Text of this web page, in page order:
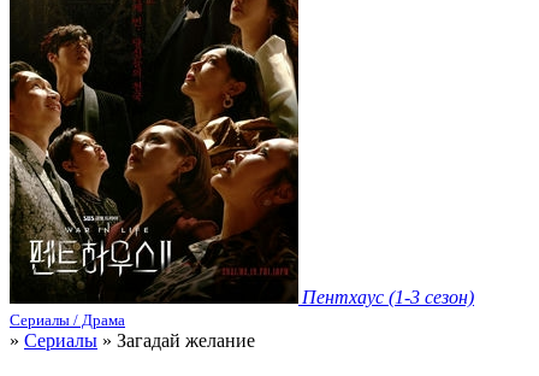
Пентхаус (1-3 сезон)
Сериалы / Драма
» Сериалы » Загадай желание